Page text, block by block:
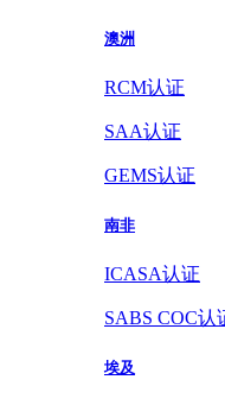
澳洲
RCM认证
SAA认证
GEMS认证
南非
ICASA认证
SABS COC认
埃及